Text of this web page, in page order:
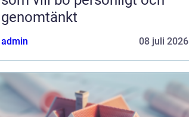
genomtänkt
admin 08 juli 2026